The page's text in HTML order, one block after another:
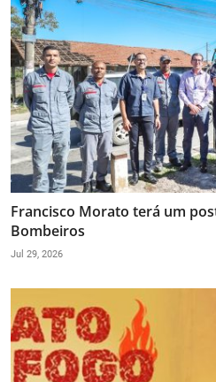
Francisco Morato terá um
Bombeiros
Jul 29, 2026